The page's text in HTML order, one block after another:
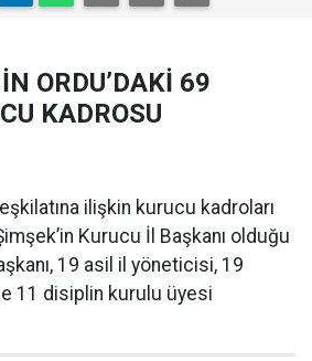
ORDU’DAKİ 69
KADROSU
ilişkin kurucu kadroları
Kurucu İl Başkanı olduğu
19 asil il yöneticisi, 19
11 disiplin kurulu üyesi